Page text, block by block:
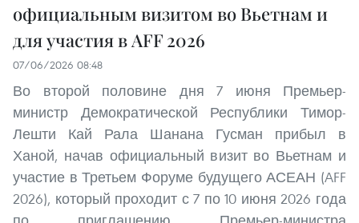
официальным визитом во Вьетнам и
для участия в AFF 2026
07/06/2026 08:48
Во второй половине дня 7 июня Премьер-
министр Демократической Республики Тимор-
Лешти Кай Рала Шанана Гусман прибыл в
Ханой, начав официальный визит во Вьетнам и
участие в Третьем Форуме будущего АСЕАН (AFF
2026), который проходит с 7 по 10 июня 2026 года